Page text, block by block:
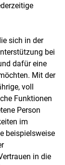
sich in der
bei
dafür eine
Mit der
voll
Funktionen
Person
im
beispielsweise
in die